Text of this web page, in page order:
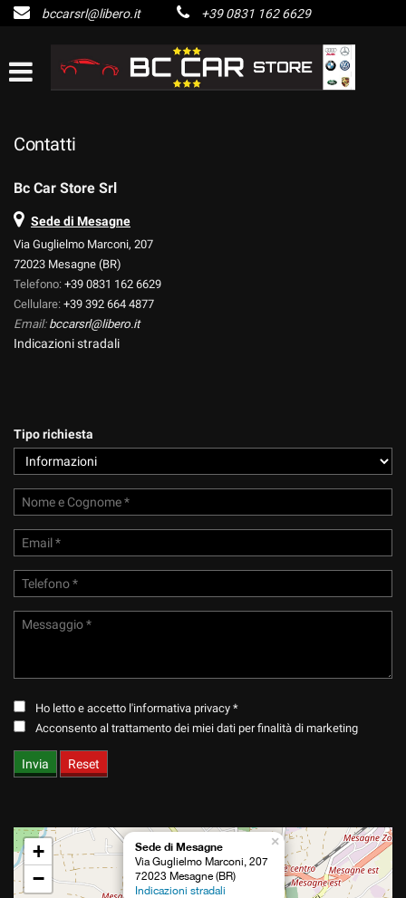
HOME
LISTA VEICOLI
SERVIZI
ASSISTENZA
CONTATTI
NEWS
bccarsrl@libero.it +39 0831 162 6629
Contatti
Bc Car Store Srl
Sede di Mesagne
Via Guglielmo Marconi, 207
72023 Mesagne (BR)
Telefono: +39 0831 162 6629
Cellulare: +39 392 664 4877
Email: bccarsrl@libero.it
Indicazioni stradali
Tipo richiesta
Ho letto e accetto l'informativa privacy *
Acconsento al trattamento dei miei dati per finalità di marketing
Sede di Mesagne
Via Guglielmo Marconi, 207
72023 Mesagne (BR)
Indicazioni stradali
×
+
−
preferenze
di
Il
ti
consente
di
esprimere
le
tue
preferenze
di
consenso
che
adottiamo
per
le
e
svolgere
le
attività
di
seguito
maggiori
informazioni
e
sul
questi
strumenti
di
tracciamento